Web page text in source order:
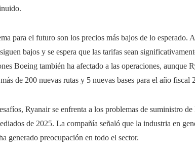
para el futuro son los precios más bajos de lo esperado.
bajos y se espera que las tarifas sean
Boeing también ha afectado a las operaciones, aunque
de 200 nuevas rutas y 5 nuevas bases para el año fiscal
Ryanair se enfrenta a los problemas de suministro
de 2025. La compañía señaló que la industria en
generado preocupación en todo el sector.